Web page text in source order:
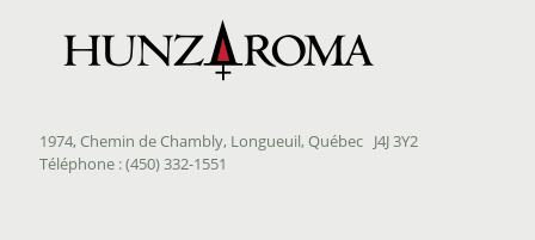
1974, Chemin de Chambly, Longueuil, Québec J4J 3Y2
Téléphone : (450) 332-1551